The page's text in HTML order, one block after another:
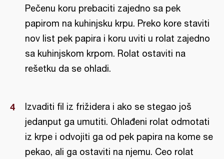
Pečenu koru prebaciti zajedno sa pek
papirom na kuhinjsku krpu. Preko kore staviti
nov list pek papira i koru uviti u rolat zajedno
sa kuhinjskom krpom. Rolat ostaviti na
rešetku da se ohladi.
Izvaditi fil iz frižidera i ako se stegao još
jedanput ga umutiti. Ohlađeni rolat odmotati
iz krpe i odvojiti ga od pek papira na kome se
pekao, ali ga ostaviti na njemu. Ceo rolat